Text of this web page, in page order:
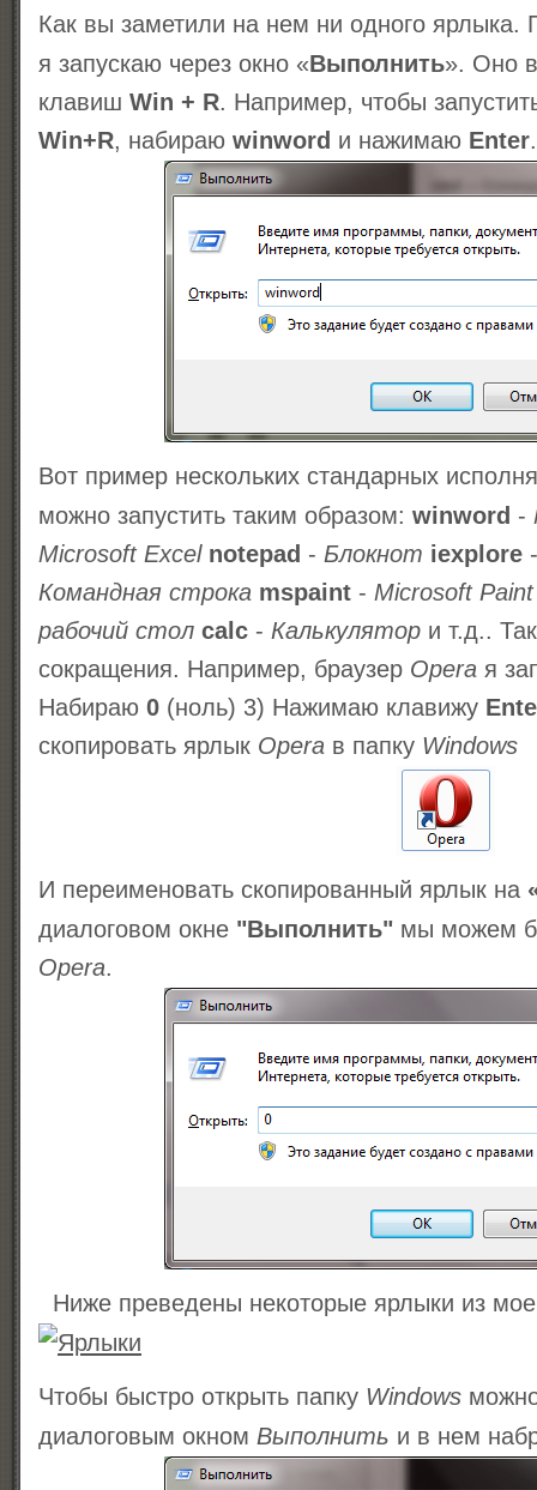
Как вы заметили на нем ни одного ярлыка.
я запускаю через окно «Выполнить». Оно
клавиш Win + R. Например, чтобы
Win+R, набираю winword и нажимаю Enter.
Вот пример нескольких стандарных
можно запустить таким образом: winword -
Microsoft Excel notepad - Блокнот iexplore
Командная строка mspaint - Microsoft Paint
рабочий стол calc - Калькулятор и т.д..
сокращения. Например, браузер Opera я
Набираю 0 (ноль) 3) Нажимаю клавижу
скопировать ярлык Opera в папку Windows
И переименовать скопированный ярлык на
диалоговом окне "Выполнить" мы можем
Opera.
Ниже преведены некоторые ярлыки из
Чтобы быстро открыть папку Windows
диалоговым окном Выполнить и в нем